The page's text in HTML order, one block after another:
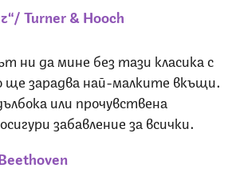
Turner & Hooch
ни да мине без тази класика с
ще зарадва най-малките вкъщи.
или прочувствена
забавление за всички.